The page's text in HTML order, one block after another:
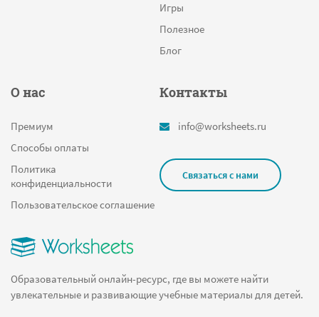
Образовательный онлайн-ресурс, где вы можете найти
увлекательные и развивающие учебные материалы для детей.
Игры
Полезное
Блог
О нас
Премиум
Способы оплаты
Политика
конфиденциальности
Пользовательское соглашение
Контакты
info@worksheets.ru
Связаться с нами